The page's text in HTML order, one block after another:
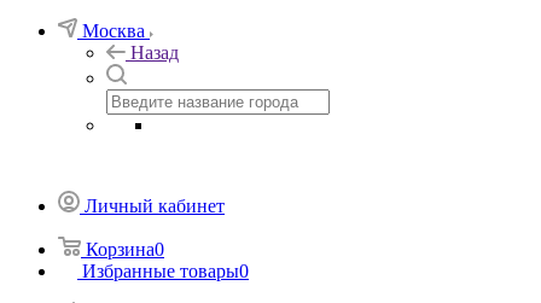
Москва
Назад
Личный кабинет
Корзина0
Избранные товары0